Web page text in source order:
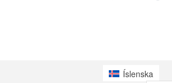
Íslenska